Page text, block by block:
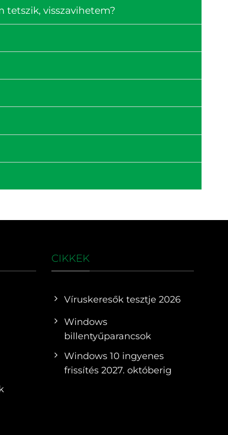
visszavihetem?
CIKKEK
Víruskeresők tesztje 2026
Windows
billentyűparancsok
Windows 10 ingyenes
frissítés 2027. októberig